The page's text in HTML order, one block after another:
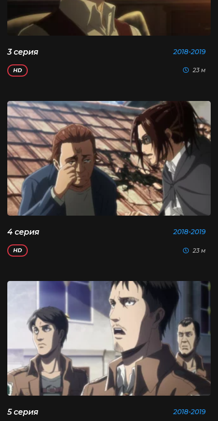
3 серия 2018-2019
HD 23 м
4 серия 2018-2019
HD 23 м
5 серия 2018-2019